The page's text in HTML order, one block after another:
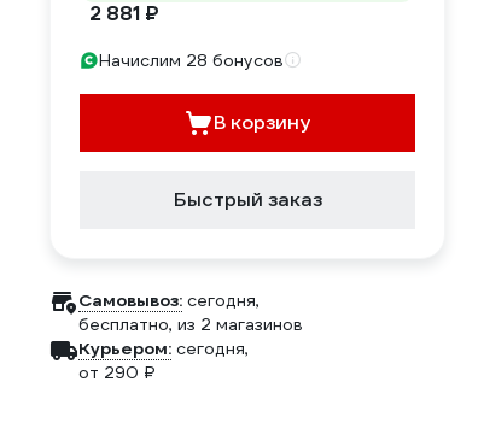
2 881 ₽
Начислим 28 бонусов
В корзину
Быстрый заказ
Самовывоз: сегодня,
бесплатно, из 2 магазинов
Курьером: сегодня,
от 290 ₽